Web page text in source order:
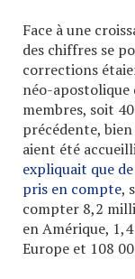
Face à une
des chiffres se
corrections
néo-
membres, soit
précédente,
aient été
expliquait que
pris en compte,
compter 8,2
en Amérique,
Europe et 108